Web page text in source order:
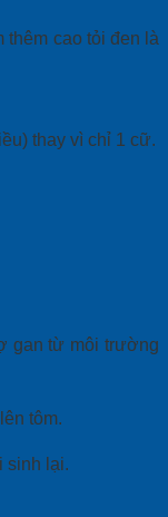
cao tỏi đen là
thay vì chỉ 1 cữ.
gan từ môi trường
tôm.
sinh lại.